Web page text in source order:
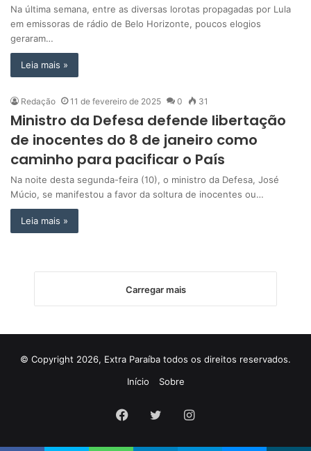
Na última semana, entre as diversas lorotas propagadas por Lula
em emissoras de rádio de Belo Horizonte, poucos elogios
geraram…
Leia mais »
Redação 11 de fevereiro de 2025 0 31
Ministro da Defesa defende libertação
de inocentes do 8 de janeiro como
caminho para pacificar o País
Na noite desta segunda-feira (10), o ministro da Defesa, José
Múcio, se manifestou a favor da soltura de inocentes ou…
Leia mais »
Carregar mais
© Copyright 2026, Extra Paraíba todos os direitos reservados.
Início
Sobre
Facebook
TwitterInstagram